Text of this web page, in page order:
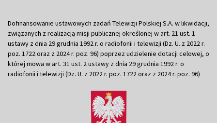
Dofinansowanie ustawowych zadań Telewizji Polskiej S.A. w likwidacji,
związanych z realizacją misji publicznej określonej w art. 21 ust. 1
ustawy z dnia 29 grudnia 1992 r. o radiofonii i telewizji (Dz. U. z 2022 r.
poz. 1722 oraz z 2024 r. poz. 96) poprzez udzielenie dotacji celowej, o
której mowa w art. 31 ust. 2 ustawy z dnia 29 grudnia 1992 r. o
radiofonii i telewizji (Dz. U. z 2022 r. poz. 1722 oraz z 2024 r. poz. 96)